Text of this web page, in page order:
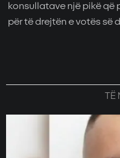
konsullatave një pikë
për të drejtën e votës së
TË